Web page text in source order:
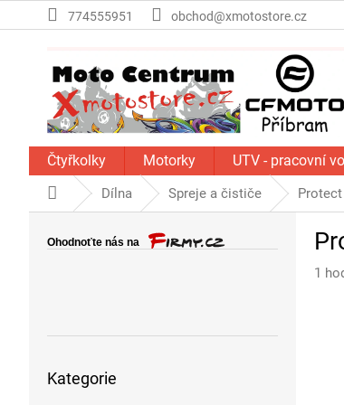
na
774555951 obchod@xmotostore.cz
Čtyřkolky Motorky UTV - pracovní
Domů Dílna Spreje a čističe
kategorie
Kategorie
1